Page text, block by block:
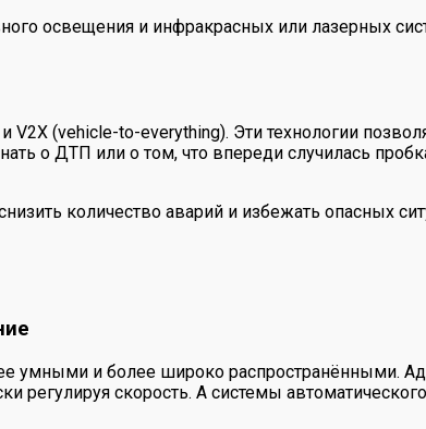
освещения и инфракрасных или лазерных
V2X (vehicle-to-everything). Эти технологии
о ДТП или о том, что впереди случилась
количество аварий и избежать опасных
умными и более широко распространёнными.
регулируя скорость. А системы